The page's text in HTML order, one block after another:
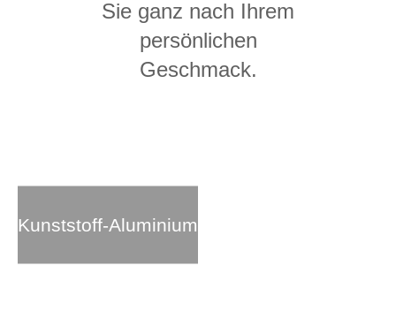
Sie ganz nach Ihrem
persönlichen
Geschmack.
Kunststoff-Aluminium